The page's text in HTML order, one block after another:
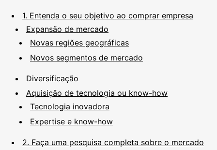
1. Entenda o seu objetivo ao comprar empresa
Expansão de mercado
Novas regiões geográficas
Novos segmentos de mercado
Diversificação
Aquisição de tecnologia ou know-how
Tecnologia inovadora
Expertise e know-how
2. Faça uma pesquisa completa sobre o mercado